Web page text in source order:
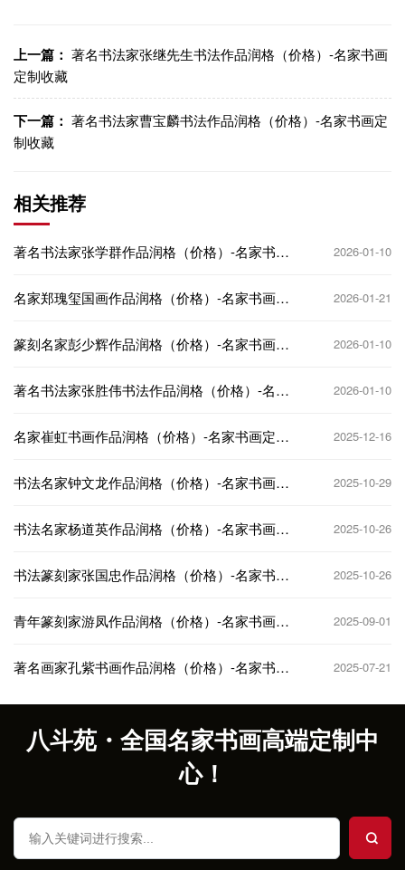
上一篇： 著名书法家张继先生书法作品润格（价格）-名家书画
定制收藏
下一篇： 著名书法家曹宝麟书法作品润格（价格）-名家书画定
制收藏
相关推荐
著名书法家张学群作品润格（价格）-名家书画
2026-01-10
名家郑瑰玺国画作品润格（价格）-名家书画定
2026-01-21
篆刻名家彭少辉作品润格（价格）-名家书画定
2026-01-10
著名书法家张胜伟书法作品润格（价格）-名家
2026-01-10
名家崔虹书画作品润格（价格）-名家书画定制
2025-12-16
书法名家钟文龙作品润格（价格）-名家书画定
2025-10-29
书法名家杨道英作品润格（价格）-名家书画定
2025-10-26
书法篆刻家张国忠作品润格（价格）-名家书画
2025-10-26
青年篆刻家游凤作品润格（价格）-名家书画定
2025-09-01
著名画家孔紫书画作品润格（价格）-名家书画
2025-07-21
八斗苑・全国名家书画高端定制中
心！